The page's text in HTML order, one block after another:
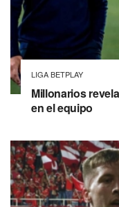
LIGA BETPLAY
Millonarios
en el equipo